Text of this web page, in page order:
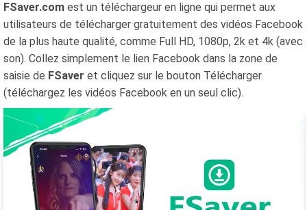
FSaver.com est un téléchargeur en ligne qui permet aux
utilisateurs de télécharger gratuitement des vidéos Facebook
de la plus haute qualité, comme Full HD, 1080p, 2k et 4k (avec
son). Collez simplement le lien Facebook dans la zone de
saisie de FSaver et cliquez sur le bouton Télécharger
(téléchargez les vidéos Facebook en un seul clic).